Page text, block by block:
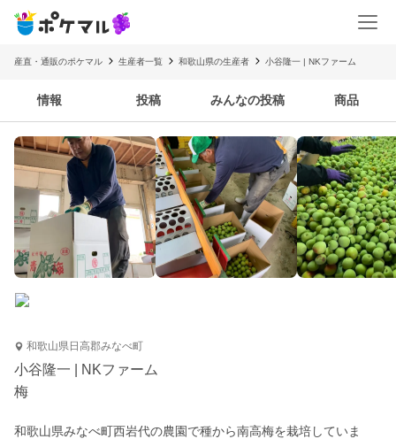
産直・通販のポケマル 生産者一覧 和歌山県の生産者 小谷隆一 | NKファーム
情報 投稿 みんなの投稿 商品
和歌山県日高郡みなべ町
小谷隆一 | NKファーム
梅
和歌山県みなべ町西岩代の農園で種から南高梅を栽培していま